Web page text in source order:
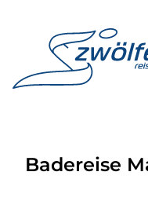
Highlights
Badereise